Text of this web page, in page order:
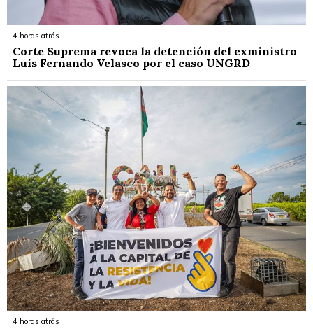
4 horas atrás
Corte Suprema revoca la detención del exministro
Luis Fernando Velasco por el caso UNGRD
4 horas atrás